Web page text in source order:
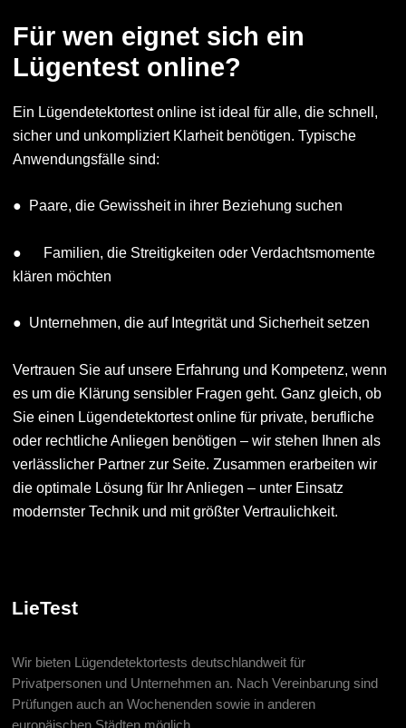
Für wen eignet sich ein
Lügentest online?
Ein Lügendetektortest online ist ideal für alle, die schnell,
sicher und unkompliziert Klarheit benötigen. Typische
Anwendungsfälle sind:
● Paare, die Gewissheit in ihrer Beziehung suchen
● Familien, die Streitigkeiten oder Verdachtsmomente
klären möchten
● Unternehmen, die auf Integrität und Sicherheit setzen
Vertrauen Sie auf unsere Erfahrung und Kompetenz, wenn
es um die Klärung sensibler Fragen geht. Ganz gleich, ob
Sie einen Lügendetektortest online für private, berufliche
oder rechtliche Anliegen benötigen – wir stehen Ihnen als
verlässlicher Partner zur Seite. Zusammen erarbeiten wir
die optimale Lösung für Ihr Anliegen – unter Einsatz
modernster Technik und mit größter Vertraulichkeit.
LieTest
Wir bieten Lügendetektortests deutschlandweit für
Privatpersonen und Unternehmen an. Nach Vereinbarung sind
Prüfungen auch an Wochenenden sowie in anderen
europäischen Städten möglich.